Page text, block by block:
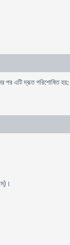
পর এটি দ্রূত পরিশোষিত হয়;